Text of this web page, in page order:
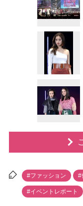
#ファッション #
#イベントレポート